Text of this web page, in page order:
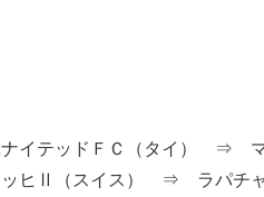
イテッドＦＣ（タイ） ⇒ マ
ヒⅡ（スイス） ⇒ ラパチ